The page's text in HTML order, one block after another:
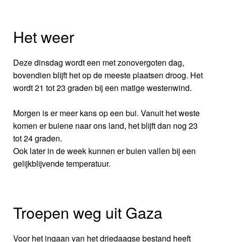
Het weer
Deze dinsdag wordt een met zonovergoten dag,
bovendien blijft het op de meeste plaatsen droog. Het
wordt 21 tot 23 graden bij een matige westenwind.
Morgen is er meer kans op een bui. Vanuit het weste
komen er buiene naar ons land, het blijft dan nog 23
tot 24 graden.
Ook later in de week kunnen er buien vallen bij een
gelijkblijvende temperatuur.
Troepen weg uit Gaza
Voor het ingaan van het driedaagse bestand heeft